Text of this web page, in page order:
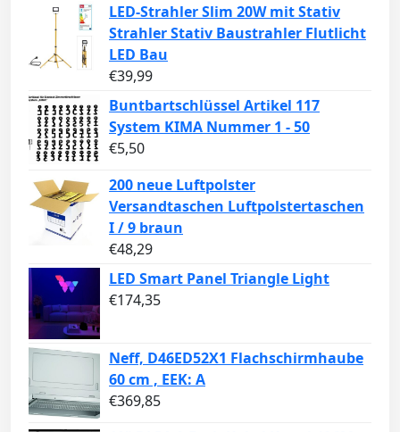
LED-Strahler Slim 20W mit Stativ
Strahler Stativ Baustrahler Flutlicht
LED Bau
€39,99
Buntbartschlüssel Artikel 117
System KIMA Nummer 1 - 50
€5,50
200 neue Luftpolster
Versandtaschen Luftpolstertaschen
I / 9 braun
€48,29
LED Smart Panel Triangle Light
€174,35
Neff, D46ED52X1 Flachschirmhaube
60 cm , EEK: A
€369,85